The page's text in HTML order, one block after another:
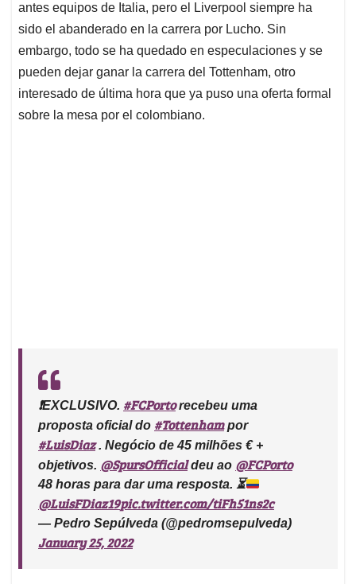
antes equipos de Italia, pero el Liverpool siempre ha
sido el abanderado en la carrera por Lucho. Sin
embargo, todo se ha quedado en especulaciones y se
pueden dejar ganar la carrera del Tottenham, otro
interesado de última hora que ya puso una oferta formal
sobre la mesa por el colombiano.
❗️EXCLUSIVO. #FCPortorecebeu uma
proposta oficial do #Tottenhampor
#LuisDiaz. Negócio de 45 milhões € +
objetivos. @SpursOfficialdeu ao @FCPorto
48 horas para dar uma resposta. ⏳
@LuisFDiaz19pic.twitter.com/tiFh51ns2c
— Pedro Sepúlveda (@pedromsepulveda)
January 25, 2022